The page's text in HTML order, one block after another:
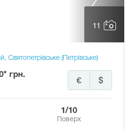
11
Святопетрівське (Петрівське)
грн.
$
€
1/10
Поверх